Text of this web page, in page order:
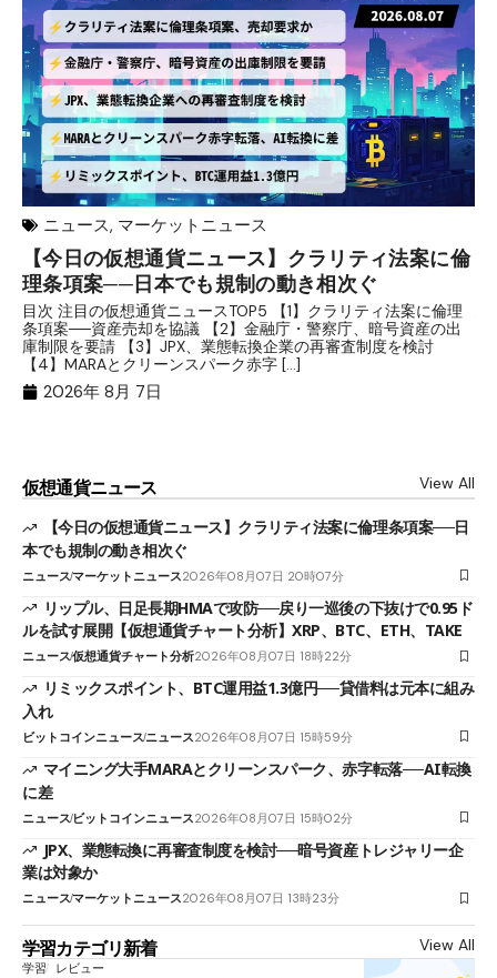
ニュース, マーケットニュース
【今日の仮想通貨ニュース】クラリティ法案に倫
理条項案──日本でも規制の動き相次ぐ
目次 注目の仮想通貨ニュースTOP5 【1】クラリティ法案に倫理
条項案──資産売却を協議 【2】金融庁・警察庁、暗号資産の出
庫制限を要請 【3】JPX、業態転換企業の再審査制度を検討
【4】MARAとクリーンスパーク赤字 […]
2026年 8月 7日
仮想通貨ニュース View All
【今日の仮想通貨ニュース】クラリティ法案に倫理条項案──日
本でも規制の動き相次ぐ
ニュースマーケットニュース2026年08月07日 20時07分
リップル、日足長期HMAで攻防──戻り一巡後の下抜けで0.95ド
ルを試す展開【仮想通貨チャート分析】XRP、BTC、ETH、TAKE
ニュース仮想通貨チャート分析2026年08月07日 18時22分
リミックスポイント、BTC運用益1.3億円──貸借料は元本に組み
入れ
ビットコインニュースニュース2026年08月07日 15時59分
マイニング大手MARAとクリーンスパーク、赤字転落──AI転換
に差
ニュースビットコインニュース2026年08月07日 15時02分
JPX、業態転換に再審査制度を検討──暗号資産トレジャリー企
業は対象か
ニュースマーケットニュース2026年08月07日 13時23分
学習カテゴリ新着 View All
学習 レビュー